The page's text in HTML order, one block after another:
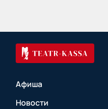
Афиша
Новости